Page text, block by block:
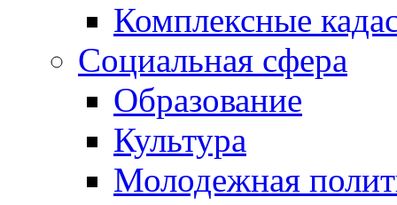
Комплексные
Социальная сфера
Образование
Культура
Молодежная